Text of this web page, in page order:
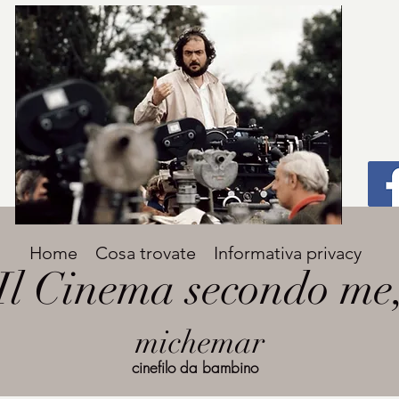
Titolo
grande
Avenir Light una delle font preferite dai
designer. Facile da leggere, viene
utilizzata per titoli e paragrafi.
Cinema secondo
michemar
Home Cosa trovate Informativa privacy
cinefilo da bambino